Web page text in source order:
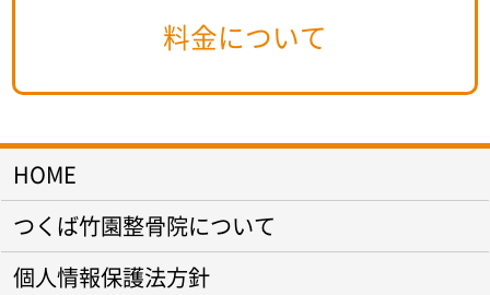
料金について
HOME
つくば竹園整骨院について
個人情報保護法方針